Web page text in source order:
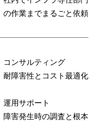
の作業までまるごと依頼し
コンサルティング
耐障害性とコスト最適化
運用サポート
障害発生時の調査と根本